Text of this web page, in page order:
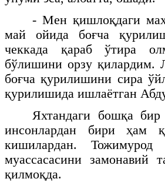
- Мен қишлоқдаги
май ойида боғча
чеккада қараб ўтира
бўлишини орзу қилардим.
боғча қурилишини сира
қурилишида ишлаётган
Яхтандаги бошқа
инсонлардан бири ҳам
кишилардан. Тожимурод
муассасасини замонавий
қилмоқда.